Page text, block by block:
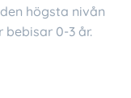
högsta nivån
0-3 år.